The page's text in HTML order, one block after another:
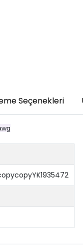
Seçenekleri